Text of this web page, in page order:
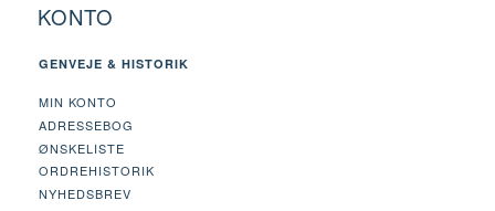
KONTO
GENVEJE & HISTORIK
MIN KONTO
ADRESSEBOG
ØNSKELISTE
ORDREHISTORIK
NYHEDSBREV